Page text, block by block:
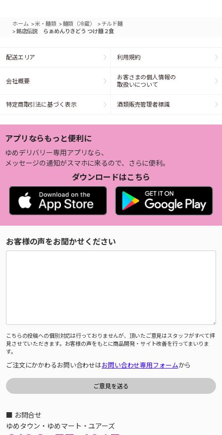
ホーム >米・麺類 >麺類（冷蔵） >チルド麺
>銘店伝説 らぁめんりきどう つけ麺２食
配送エリア 利用規約
会社概要
お客さまの個人情報の
取扱いについて
特定商取引法に基づく表示 酒類販売管理者標識
アプリならもっと便利に
ゆめデリバリー専用アプリなら、
メッセージの通知がスマホに来るので、さらに便利。
ダウンロードはこちら
お客様の声をお聞かせください
こちらの投稿への個別対応は行っておりませんが、頂いたご意見はスタッフがすべて拝
見させていただきます。お客様の声をもとに商品開発・サイト改善を行ってまいりま
す。
ご注文にかかわるお問い合わせはお問い合わせ専用フォームから
■ お問合せ
ゆめタウン・ゆめマート・ユアーズ